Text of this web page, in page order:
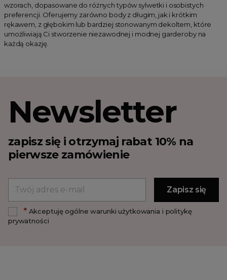
wzorach, dopasowane do różnych typów sylwetki i osobistych
preferencji. Oferujemy zarówno body z długim, jak i krótkim
rękawem, z głębokim lub bardziej stonowanym dekoltem, które
umożliwiają Ci stworzenie niezawodnej i modnej garderoby na
każdą okazję.
Newsletter
zapisz się i otrzymaj rabat 10% na
pierwsze zamówienie
*Akceptuję ogólne warunki użytkowania i politykę
prywatności